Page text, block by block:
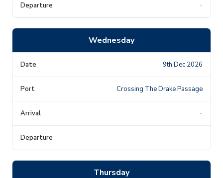
-
Wednesday
9th Dec 2026
Crossing The Drake Passage
-
-
Thursday